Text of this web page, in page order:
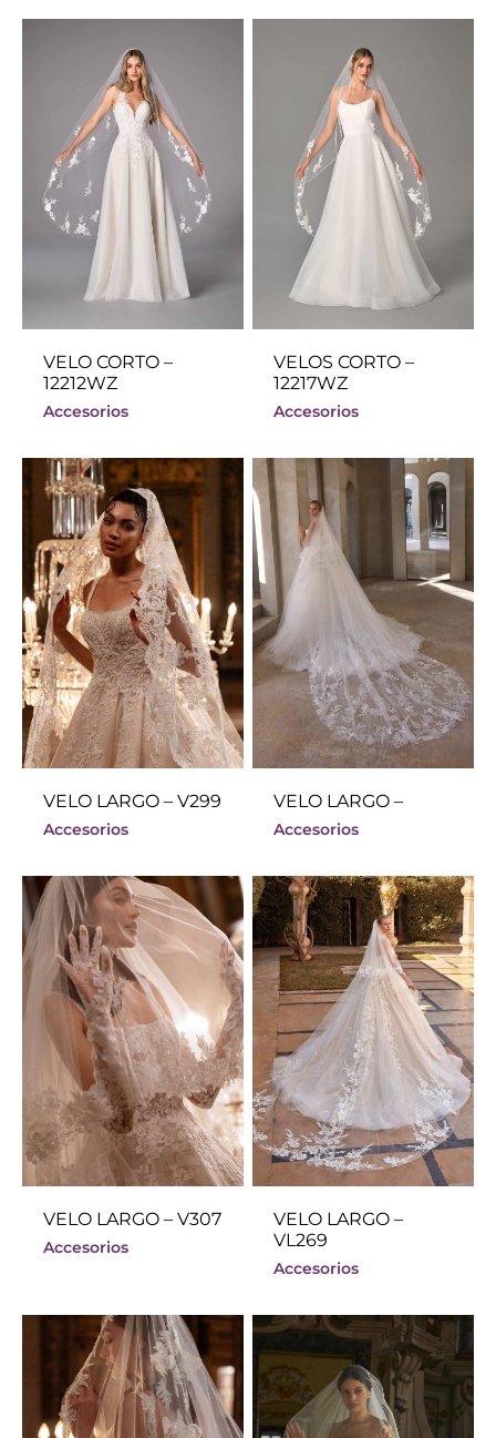
VELO CORTO –
12212WZ
Accesorios
VELOS CORTO –
12217WZ
Accesorios
VELO LARGO – V299
Accesorios
VELO LARGO –
Accesorios
VELO LARGO – V307
Accesorios
VELO LARGO –
VL269
Accesorios